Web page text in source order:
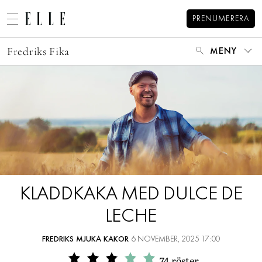
PRENUMERERA
MODE
MAT & VIN
BLOGGAR
MEMBER
ELLE-GALAN
Fredriks Fika MENY
HEM
KATEGORIER
ARKIV
MINA BÖCKER
KONTAKT
KLADDKAKA MED DULCE DE
LECHE
FREDRIKS MJUKA KAKOR 6 NOVEMBER, 2025 17:00